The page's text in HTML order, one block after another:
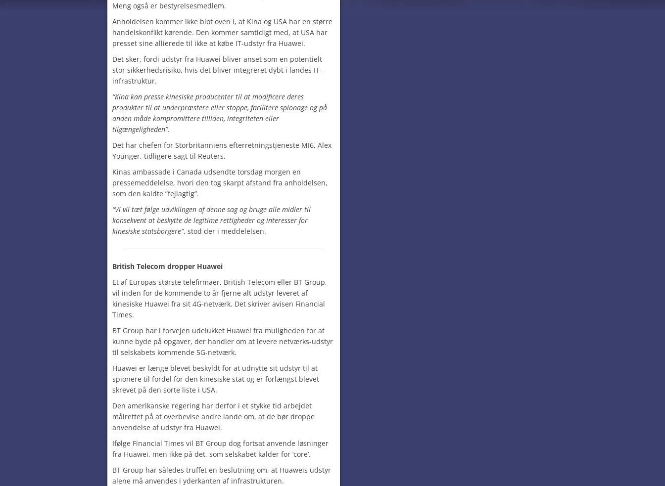
Meng også er bestyrelsesmedlem.
Anholdelsen kommer ikke blot oven i, at Kina og USA har en større
handelskonflikt kørende. Den kommer samtidigt med, at USA har
presset sine allierede til ikke at købe IT-udstyr fra Huawei.
Det sker, fordi udstyr fra Huawei bliver anset som en potentielt
stor sikkerhedsrisiko, hvis det bliver integreret dybt i landes IT-
infrastruktur.
“Kina kan presse kinesiske producenter til at modificere deres
produkter til at underpræstere eller stoppe, facilitere spionage og på
anden måde kompromittere tilliden, integriteten eller
tilgængeligheden”.
Det har chefen for Storbritanniens efterretningstjeneste MI6, Alex
Younger, tidligere sagt til Reuters.
Kinas ambassade i Canada udsendte torsdag morgen en
pressemeddelelse, hvori den tog skarpt afstand fra anholdelsen,
som den kaldte “fejlagtig”.
“Vi vil tæt følge udviklingen af denne sag og bruge alle midler til
konsekvent at beskytte de legitime rettigheder og interesser for
kinesiske statsborgere”, stod der i meddelelsen.
British Telecom dropper Huawei
Et af Europas største telefirmaer, British Telecom eller BT Group,
vil inden for de kommende to år fjerne alt udstyr leveret af
kinesiske Huawei fra sit 4G-netværk. Det skriver avisen Financial
Times.
BT Group har i forvejen udelukket Huawei fra muligheden for at
kunne byde på opgaver, der handler om at levere netværks-udstyr
til selskabets kommende 5G-netværk.
Huawei er længe blevet beskyldt for at udnytte sit udstyr til at
spionere til fordel for den kinesiske stat og er forlængst blevet
skrevet på den sorte liste i USA.
Den amerikanske regering har derfor i et stykke tid arbejdet
målrettet på at overbevise andre lande om, at de bør droppe
anvendelse af udstyr fra Huawei.
Ifølge Financial Times vil BT Group dog fortsat anvende løsninger
fra Huawei, men ikke på det, som selskabet kalder for ‘core’.
BT Group har således truffet en beslutning om, at Huaweis udstyr
alene må anvendes i yderkanten af infrastrukturen.